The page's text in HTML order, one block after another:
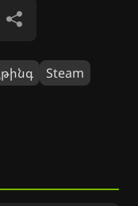
Steam
Կիսվել